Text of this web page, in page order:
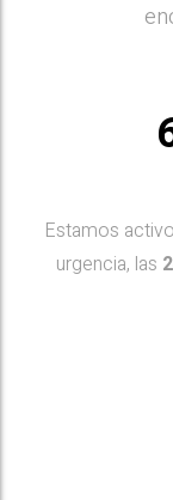
Estamos
urgencia, las